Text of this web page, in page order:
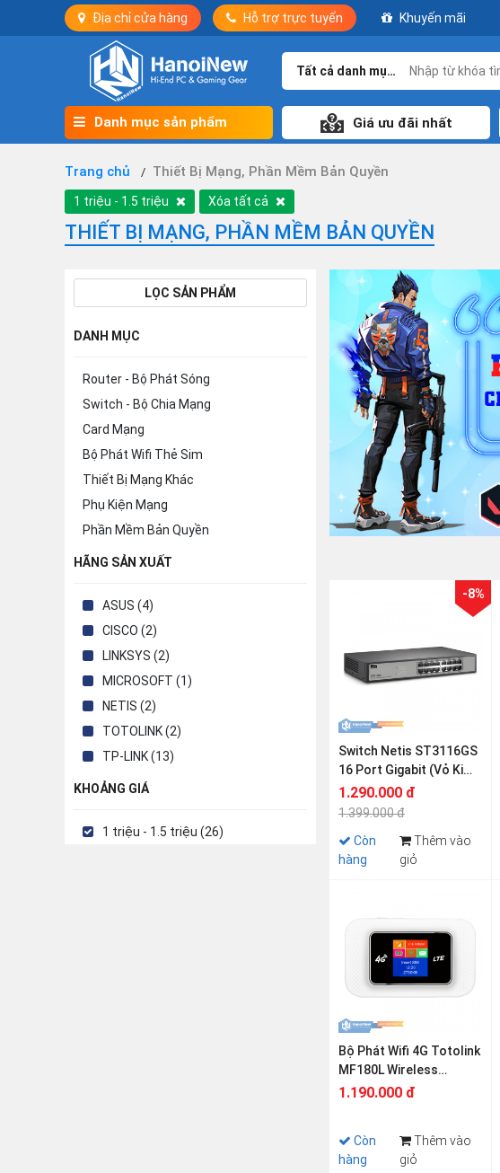
Địa chỉ cửa hàng Hỗ trợ trực tuyến Khuyến mãi
Tất cả danh mục
Danh mục sản phẩm Giá ưu đãi nhất
Trang chủ Thiết Bị Mạng, Phần Mềm Bản Quyền
1 triệu - 1.5 triệu Xóa tất cả
THIẾT BỊ MẠNG, PHẦN MỀM BẢN QUYỀN
LỌC SẢN PHẨM
DANH MỤC
Router - Bộ Phát Sóng
Switch - Bộ Chia Mạng
Card Mạng
Bộ Phát Wifi Thẻ Sim
Thiết Bị Mạng Khác
Phụ Kiện Mạng
Phần Mềm Bản Quyền
HÃNG SẢN XUẤT
ASUS (4)
CISCO (2)
LINKSYS (2)
MICROSOFT (1)
NETIS (2)
TOTOLINK (2)
TP-LINK (13)
KHOẢNG GIÁ
1 triệu - 1.5 triệu (26)
-8%
Switch Netis ST3116GS
16 Port Gigabit (Vỏ Kim
Loại)
1.290.000 đ
1.399.000 đ
Còn
hàng
Thêm vào
giỏ
Bộ Phát Wifi 4G Totolink
MF180L Wireless
N150Mbps
1.190.000 đ
Còn
hàng
Thêm vào
giỏ